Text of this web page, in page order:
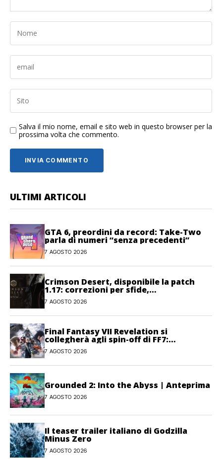
Salva il mio nome, email e sito web in questo browser per la
prossima volta che commento.
ULTIMI ARTICOLI
GTA 6, preordini da record: Take-Two
parla di numeri “senza precedenti”
7 AGOSTO 2026
Crimson Desert, disponibile la patch
1.17: correzioni per sfide,
combattimento e interfaccia
7 AGOSTO 2026
Final Fantasy VII Revelation si
collegherà agli spin-off di FF7:
Hamaguchi non si pone limiti
7 AGOSTO 2026
Grounded 2: Into the Abyss | Anteprima
7 AGOSTO 2026
Il teaser trailer italiano di Godzilla
Minus Zero
7 AGOSTO 2026